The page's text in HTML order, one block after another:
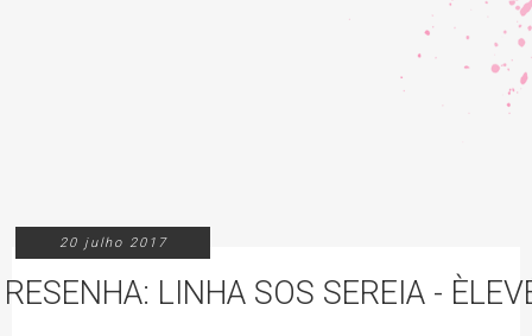
20 julho 2017
RESENHA: LINHA SOS SEREIA -